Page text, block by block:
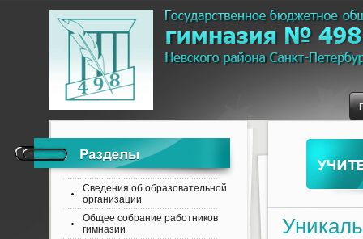
Сведения об образовательной
организации
Общее собрание работников
гимназии